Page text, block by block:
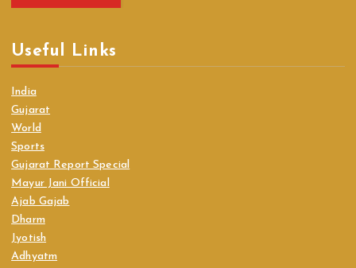
Useful Links
India
Gujarat
World
Sports
Gujarat Report Special
Mayur Jani Official
Ajab Gajab
Dharm
Jyotish
Adhyatm